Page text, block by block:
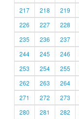
217
218 219
226
227 228
235
236 237
244
245 246
253
254 255
262
263 264
271
272 273
280
281 282